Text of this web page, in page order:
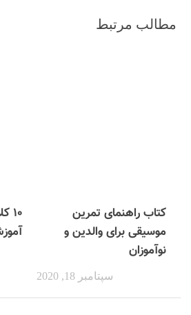
مطالب مرتبط
کتاب راهنمای تمرین
موسیقی برای والدین و
نوآموزان
سپتامبر 18, 2020